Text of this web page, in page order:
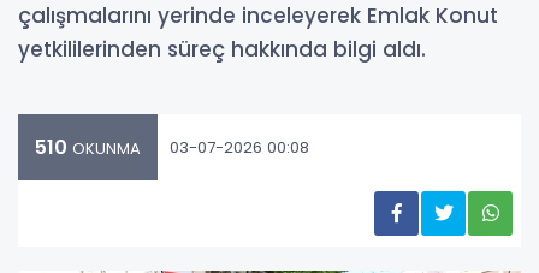
çalışmalarını yerinde inceleyerek Emlak Konut
yetkililerinden süreç hakkında bilgi aldı.
510 OKUNMA 03-07-2026 00:08